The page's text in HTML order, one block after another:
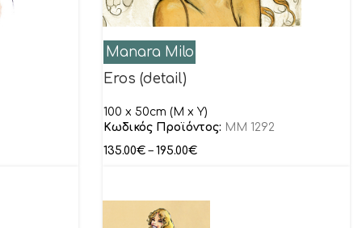
Manara Milo
Eros (detail)
100 x 50cm (M x Y)
Κωδικός Προϊόντος: MM 1292
135.00€ – 195.00€